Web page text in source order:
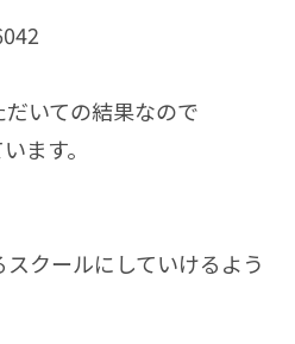
いての結果なので
ます。
クールにしていけるよう